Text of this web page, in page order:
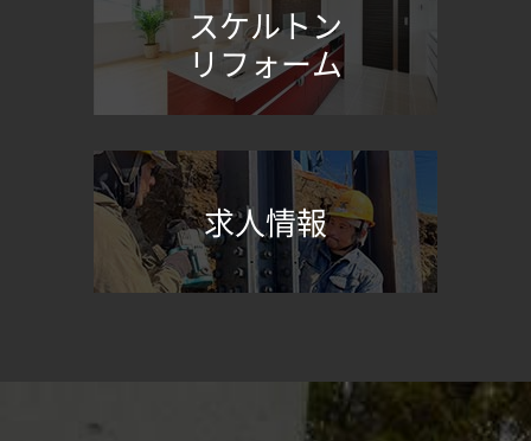
スケルトン
リフォーム
求人情報